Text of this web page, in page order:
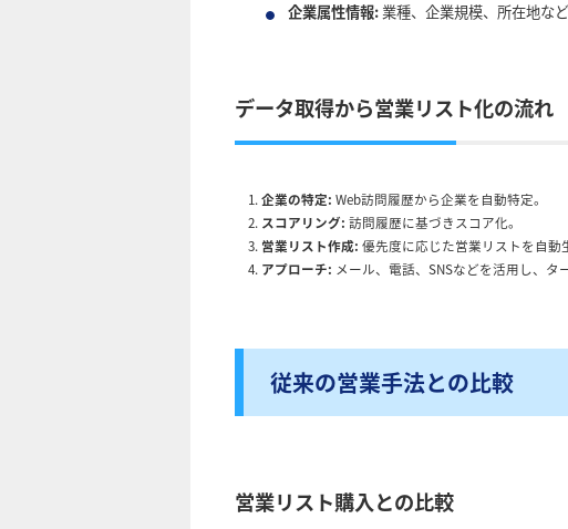
企業属性情報: 業種、企業規模、所在地な
データ取得から営業リスト化の流れ
企業の特定: Web訪問履歴から企業を自動特定。
スコアリング: 訪問履歴に基づきスコア化。
営業リスト作成: 優先度に応じた営業リストを自動
アプローチ: メール、電話、SNSなどを活用し、タ
従来の営業手法との比較
営業リスト購入との比較